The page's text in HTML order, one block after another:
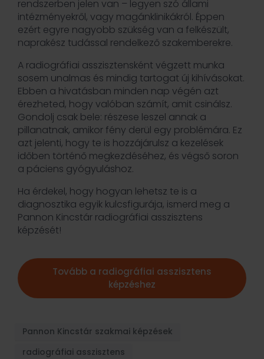
rendszerben jelen van – legyen szó állami
intézményekről, vagy magánklinikákról. Éppen
ezért egyre nagyobb szükség van a felkészült,
naprakész tudással rendelkező szakemberekre.
A radiográfiai asszisztensként végzett munka
sosem unalmas és mindig tartogat új kihívásokat.
Ebben a hivatásban minden nap végén azt
érezheted, hogy valóban számít, amit csinálsz.
Gondolj csak bele: részese leszel annak a
pillanatnak, amikor fény derül egy problémára. Ez
azt jelenti, hogy te is hozzájárulsz a kezelések
időben történő megkezdéséhez, és végső soron
a páciens gyógyuláshoz.
Ha érdekel, hogy hogyan lehetsz te is a
diagnosztika egyik kulcsfigurája, ismerd meg a
Pannon Kincstár radiográfiai asszisztens
képzését!
Tovább a radiográfiai asszisztens
képzéshez
Pannon Kincstár szakmai képzések
radiográfiai asszisztens